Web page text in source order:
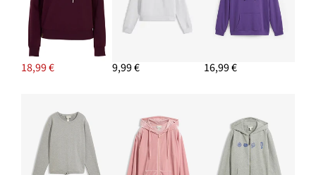
PRIDAŤ DO KOŠÍKA
Napichovacie náušnice
7,99 €
15,99 €
PRIDAŤ DO KOŠÍKA
18,99 € 9,99 € 16,99 €